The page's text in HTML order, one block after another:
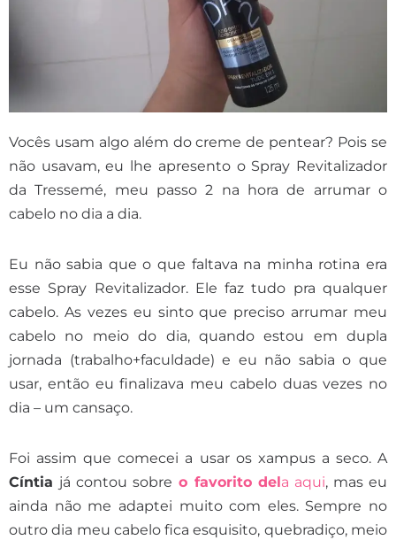
Vocês usam algo além do creme de pentear? Pois se
não usavam, eu lhe apresento o Spray Revitalizador
da Tressemé, meu passo 2 na hora de arrumar o
cabelo no dia a dia.
Eu não sabia que o que faltava na minha rotina era
esse Spray Revitalizador. Ele faz tudo pra qualquer
cabelo. As vezes eu sinto que preciso arrumar meu
cabelo no meio do dia, quando estou em dupla
jornada (trabalho+faculdade) e eu não sabia o que
usar, então eu finalizava meu cabelo duas vezes no
dia – um cansaço.
Foi assim que comecei a usar os xampus a seco. A
Cíntia já contou sobre o favorito dela aqui, mas eu
ainda não me adaptei muito com eles. Sempre no
outro dia meu cabelo fica esquisito, quebradiço, meio